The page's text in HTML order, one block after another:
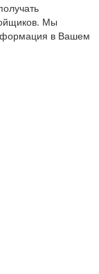
Мы
в Вашем